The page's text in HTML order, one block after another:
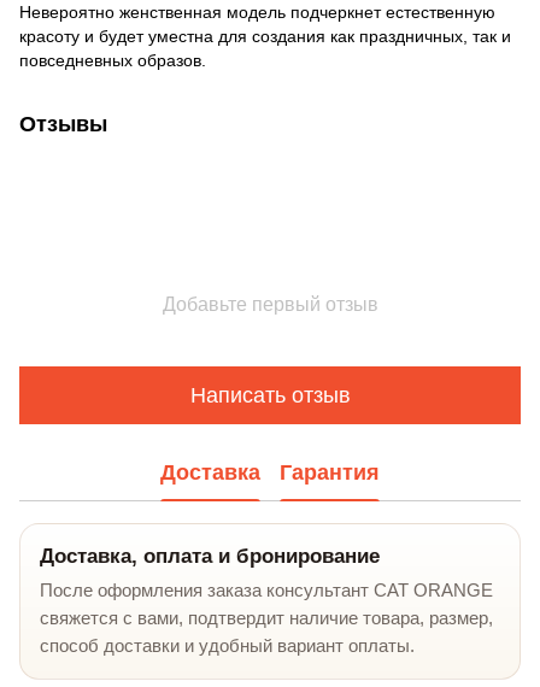
Невероятно женственная модель подчеркнет естественную
красоту и будет уместна для создания как праздничных, так и
повседневных образов.
Отзывы
Добавьте первый отзыв
Написать отзыв
Доставка Гарантия
Доставка, оплата и бронирование
После оформления заказа консультант CAT ORANGE
свяжется с вами, подтвердит наличие товара, размер,
способ доставки и удобный вариант оплаты.